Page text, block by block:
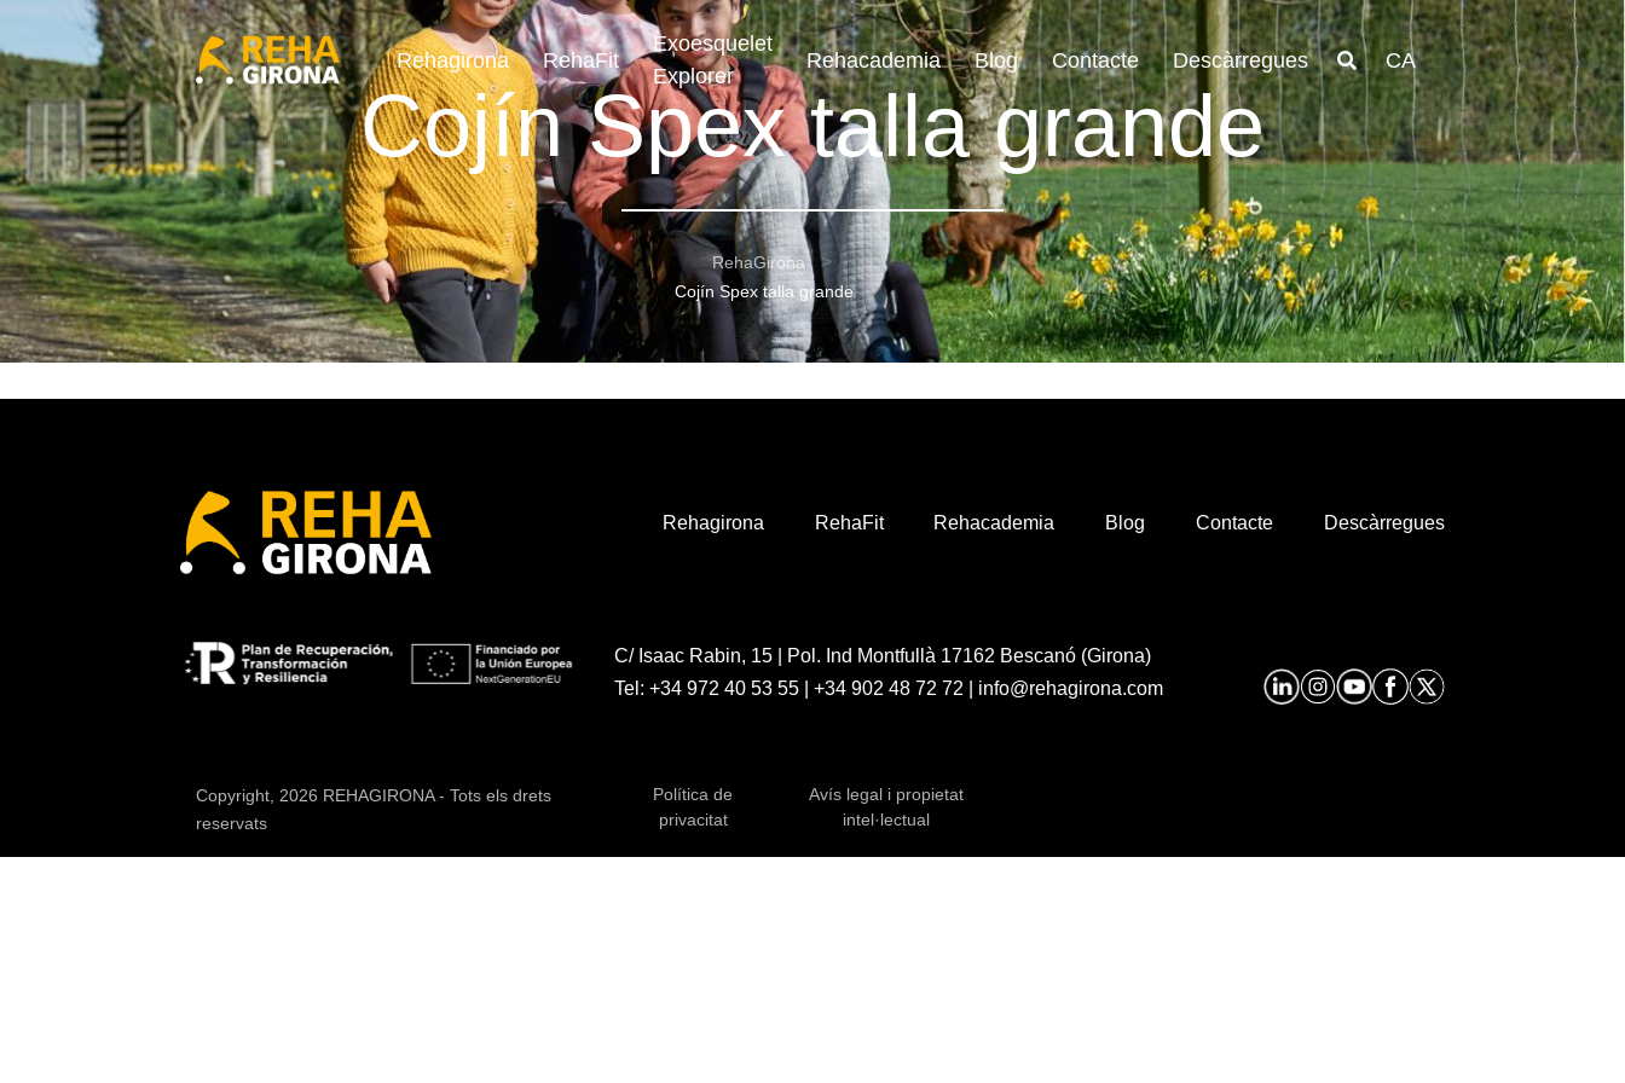
Rehagirona RehaFit
Exoesquelet
Explorer
Rehacademia Blog Contacte Descàrregues CA
Cojín Spex talla grande
RehaGirona
Cojín Spex talla grande
Rehagirona RehaFit Rehacademia Blog Contacte Descàrregues
C/ Isaac Rabin, 15 | Pol. Ind Montfullà 17162 Bescanó (Girona)
Tel: +34 972 40 53 55| +34 902 48 72 72 info@rehagirona.com
Copyright, 2026 REHAGIRONA - Tots els drets
reservats
Política de
privacitat
Avís legal i propietat
intel·lectual